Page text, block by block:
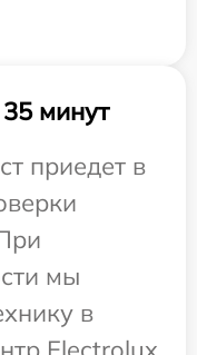
минут
приедет в
мы
в